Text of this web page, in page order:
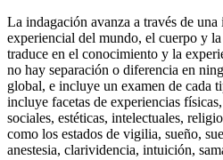
La indagación avanza a través de
experiencial del mundo, el cuerpo y
traduce en el conocimiento y la
no hay separación o diferencia en
global, e incluye un examen de cada
incluye facetas de experiencias
sociales, estéticas, intelectuales,
como los estados de vigilia, sueño,
anestesia, clarividencia, intuición,